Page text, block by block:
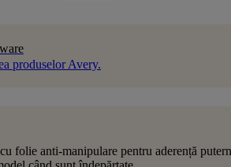
produselor Avery.
folie anti-manipulare pentru aderență